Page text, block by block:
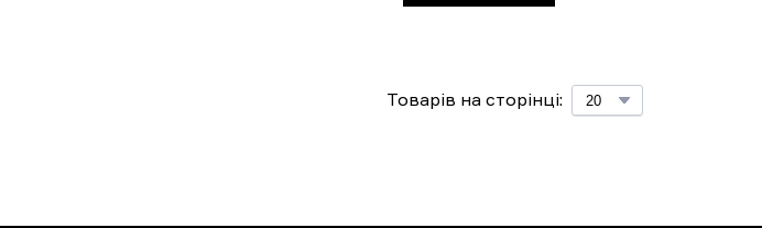
Товарів на сторінці: